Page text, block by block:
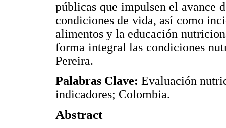
públicas que impulsen el avance
condiciones de vida, así como
alimentos y la educación
forma integral las condiciones
Pereira.
Palabras Clave: Evaluación
indicadores; Colombia.
Abstract